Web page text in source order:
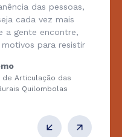
das pessoas,
cada vez mais
a gente encontre,
para resistir
de Articulação das
Quilombolas